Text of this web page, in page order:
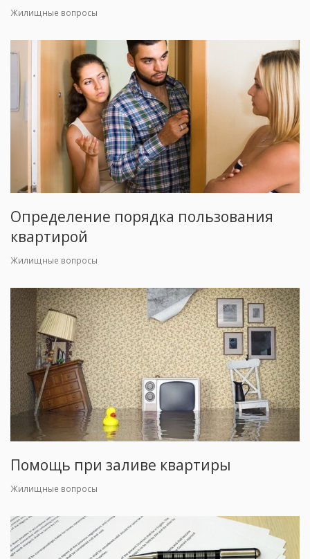
Жилищные вопросы
Определение порядка пользования
квартирой
Жилищные вопросы
Помощь при заливе квартиры
Жилищные вопросы